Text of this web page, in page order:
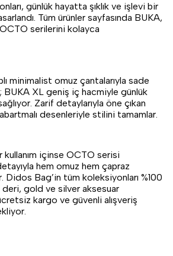
günlük hayatta şıklık ve işlevi bir
Tüm ürünler sayfasında BUKA,
serilerini kolayca
minimalist omuz çantalarıyla sade
BUKA XL geniş iç hacmiyle günlük
Zarif detaylarıyla öne çıkan
desenleriyle stilini tamamlar.
içinse OCTO serisi
hem omuz hem çapraz
Didos Bag’in tüm koleksiyonları %100
gold ve silver aksesuar
kargo ve güvenli alışveriş